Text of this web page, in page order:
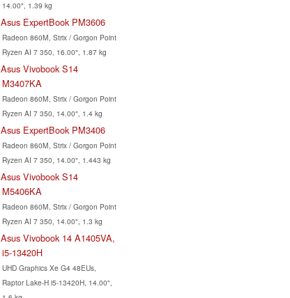
14.00", 1.39 kg
Asus ExpertBook PM3606
Radeon 860M, Strix / Gorgon Point
Ryzen AI 7 350, 16.00", 1.87 kg
Asus Vivobook S14
M3407KA
Radeon 860M, Strix / Gorgon Point
Ryzen AI 7 350, 14.00", 1.4 kg
Asus ExpertBook PM3406
Radeon 860M, Strix / Gorgon Point
Ryzen AI 7 350, 14.00", 1.443 kg
Asus Vivobook S14
M5406KA
Radeon 860M, Strix / Gorgon Point
Ryzen AI 7 350, 14.00", 1.3 kg
Asus Vivobook 14 A1405VA,
i5-13420H
UHD Graphics Xe G4 48EUs,
Raptor Lake-H i5-13420H, 14.00",